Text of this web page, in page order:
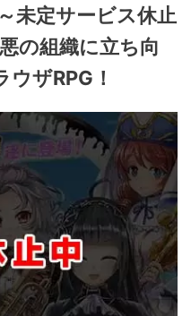
定サービス休止
の組織に立ち向
ザRPG！